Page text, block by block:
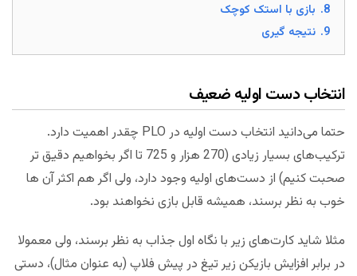
8. بازی با استک کوچک
9. نتیجه گیری
انتخاب دست اولیه ضعیف
حتما می‌دانید انتخاب دست اولیه در PLO چقدر اهمیت دارد.
ترکیب‌های بسیار زیادی (270 هزار و 725 تا اگر بخواهیم دقیق تر
صحبت کنیم) از دست‌های اولیه وجود دارد، ولی اگر هم اکثر آن ها
خوب به نظر برسند، همیشه قابل بازی نخواهند بود.
مثلا شاید کارت‌های زیر با نگاه اول جذاب به نظر برسند، ولی معمولا
در برابر افزایش بازیکن زیر تیغ در پیش فلاپ (به عنوان مثال)، دستی